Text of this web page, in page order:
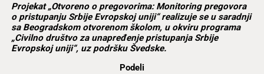
Projekat „Otvoreno o pregovorima: Monitoring pregovora
o pristupanju Srbije Evropskoj uniji“ realizuje se u saradnji
sa Beogradskom otvorenom školom, u okviru programa
„Civilno društvo za unapređenje pristupanja Srbije
Evropskoj uniji“, uz podršku Švedske.
Podeli